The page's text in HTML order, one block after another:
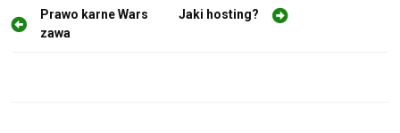
N
Prawo karne Wars
zawa
Jaki hosting?